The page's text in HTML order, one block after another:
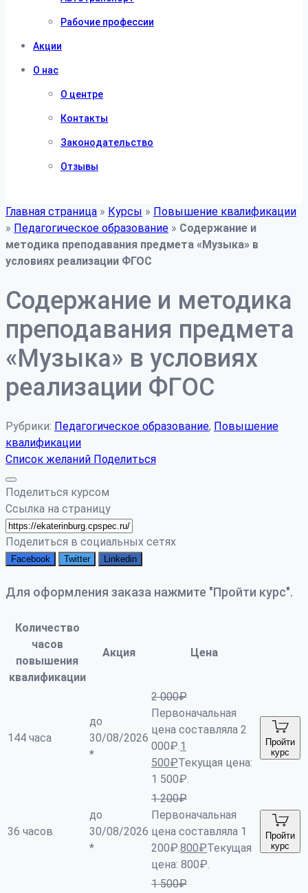
Рабочие профессии
Акции
О нас
О центре
Контакты
Законодательство
Отзывы
Главная страница » Курсы » Повышение квалификации
» Педагогическое образование » Содержание и
методика преподавания предмета «Музыка» в
условиях реализации ФГОС
Содержание и методика
преподавания предмета
«Музыка» в условиях
реализации ФГОС
Рубрики: Педагогическое образование, Повышение
квалификации
Список желаний Поделиться
Поделиться курсом
Ссылка на страницу
Поделиться в социальных сетях
Facebook Twitter Linkedin
Для оформления заказа нажмите "Пройти курс".
Количество
часов
повышения
квалификации
Акция Цена
144 часа
до
30/08/2026
*
2 000₽
Первоначальная
цена составляла 2
000₽.1
500₽Текущая цена:
1 500₽.
Пройти
курс
36 часов
до
30/08/2026
*
1 200₽
Первоначальная
цена составляла 1
200₽.800₽Текущая
цена: 800₽.
Пройти
курс
1 500₽